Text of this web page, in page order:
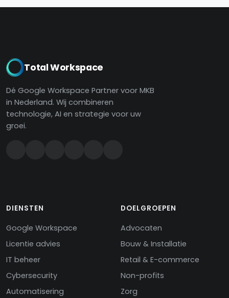
Total Workspace
Dé Google Workspace Partner voor MKB
in Nederland. Wij combineren
technologie, AI en strategie voor uw
groei.
DIENSTEN
Google Workspace
Licentie advies
IT beheer
Cybersecurity
Automatisering
DOELGROEPEN
Advocaten
Bouw & Installatie
Retail & E-commerce
Non-profits
Zorg